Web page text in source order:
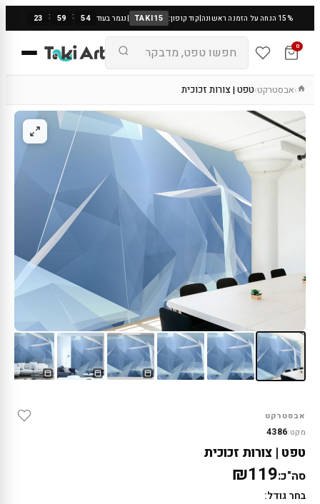
15% הנחה על הזמנה ראשונה |קוד קופון: TAKI15
|נגמר בעוד 23 : 59 : 53
0
›אבסטרקט›טפט | צורות זכוכית
אבסטרקט
מקט:4386
טפט | צורות זכוכית
סה"כ:₪119
בחר גודל: